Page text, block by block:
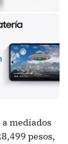
mediados
pesos,